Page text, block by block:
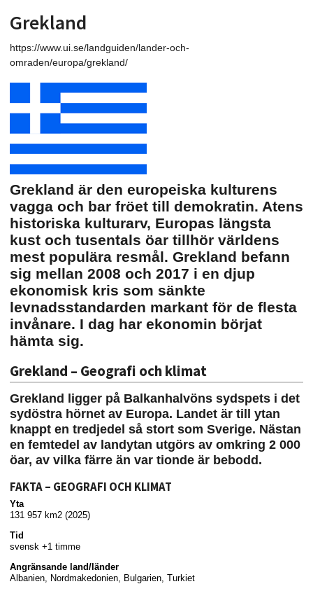
Grekland
https://www.ui.se/landguiden/lander-och-
omraden/europa/grekland/
Grekland är den europeiska kulturens
vagga och bar fröet till demokratin. Atens
historiska kulturarv, Europas längsta
kust och tusentals öar tillhör världens
mest populära resmål. Grekland befann
sig mellan 2008 och 2017 i en djup
ekonomisk kris som sänkte
levnadsstandarden markant för de flesta
invånare. I dag har ekonomin börjat
hämta sig.
Grekland – Geografi och klimat
Grekland ligger på Balkanhalvöns sydspets i det
sydöstra hörnet av Europa. Landet är till ytan
knappt en tredjedel så stort som Sverige. Nästan
en femtedel av landytan utgörs av omkring 2 000
öar, av vilka färre än var tionde är bebodd.
FAKTA – GEOGRAFI OCH KLIMAT
Yta
131 957 km2 (2025)
Tid
svensk +1 timme
Angränsande land/länder
Albanien, Nordmakedonien, Bulgarien, Turkiet